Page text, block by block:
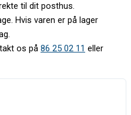
til dit posthus.
Hvis varen er på lager
os på 86 25 02 11 eller